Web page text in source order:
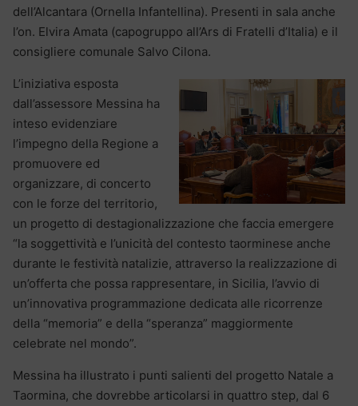
dell’Alcantara (Ornella Infantellina). Presenti in sala anche
l’on. Elvira Amata (capogruppo all’Ars di Fratelli d’Italia) e il
consigliere comunale Salvo Cilona.
L’iniziativa esposta
dall’assessore Messina ha
inteso evidenziare
l’impegno della Regione a
promuovere ed
organizzare, di concerto
con le forze del territorio,
un progetto di destagionalizzazione che faccia emergere
“la soggettività e l’unicità del contesto taorminese anche
durante le festività natalizie, attraverso la realizzazione di
un’offerta che possa rappresentare, in Sicilia, l’avvio di
un’innovativa programmazione dedicata alle ricorrenze
della “memoria” e della “speranza” maggiormente
celebrate nel mondo”.
Messina ha illustrato i punti salienti del progetto Natale a
Taormina, che dovrebbe articolarsi in quattro step, dal 6